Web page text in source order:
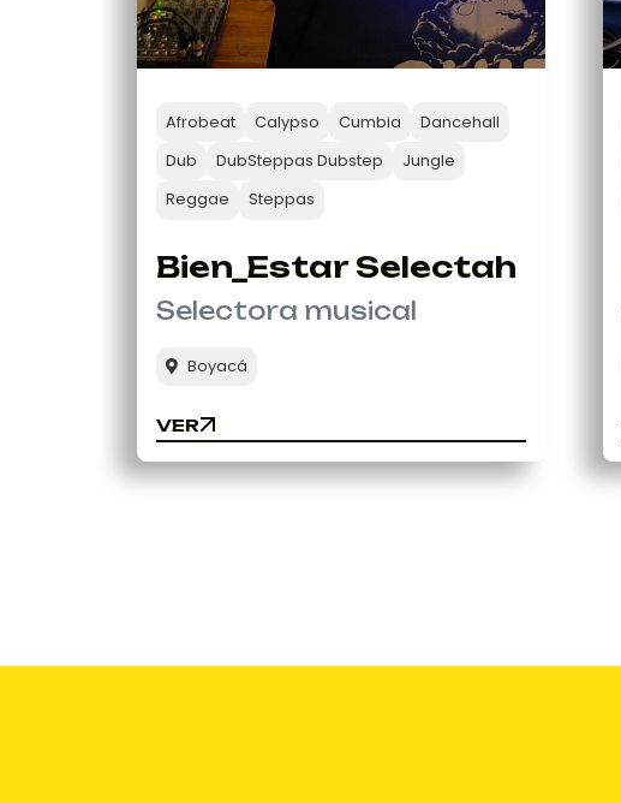
Afrobeat Calypso Cumbia
Dancehall
Dub
DubSteppas Dubstep
Jungle
Reggae
Steppas
Bien_Estar Selectah
Selectora musical
Boyacá
VER
VER